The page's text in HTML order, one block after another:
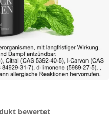
bewertet